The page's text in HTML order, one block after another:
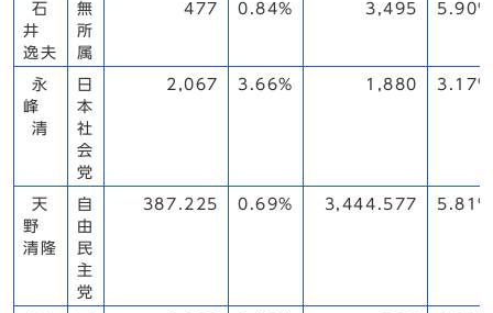
石
井
逸夫
無
所
属
477 0.84% 3,495 5.90%
永
峰
清
日
本
社
会
党
2,067 3.66% 1,880 3.17%
天
野
清隆
自
由
民
主
党
387.225 0.69% 3,444.577 5.81%